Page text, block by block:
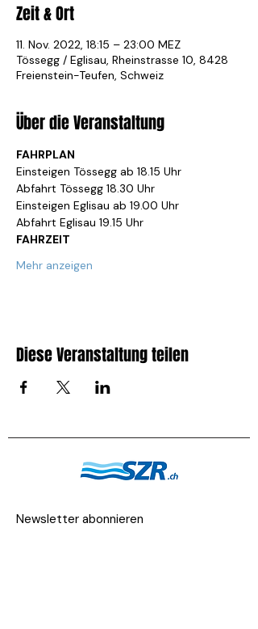
Zeit & Ort
11. Nov. 2022, 18:15 – 23:00 MEZ
Tössegg / Eglisau, Rheinstrasse 10, 8428
Freienstein-Teufen, Schweiz
Über die Veranstaltung
FAHRPLAN
Einsteigen Tössegg ab 18.15 Uhr
Abfahrt Tössegg 18.30 Uhr
Einsteigen Eglisau ab 19.00 Uhr
Abfahrt Eglisau 19.15 Uhr
FAHRZEIT
Mehr anzeigen
Diese Veranstaltung teilen
Newsletter abonnieren